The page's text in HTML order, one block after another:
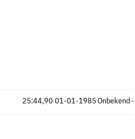
Onbekend
25:44,90 -
01-01-1985